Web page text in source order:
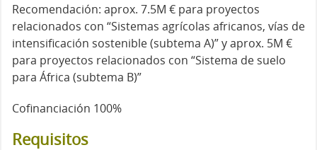
Recomendación: aprox. 7.5M € para proyectos
relacionados con “Sistemas agrícolas africanos, vías de
intensificación sostenible (subtema A)” y aprox. 5M €
para proyectos relacionados con “Sistema de suelo
para África (subtema B)”
Cofinanciación 100%
Requisitos